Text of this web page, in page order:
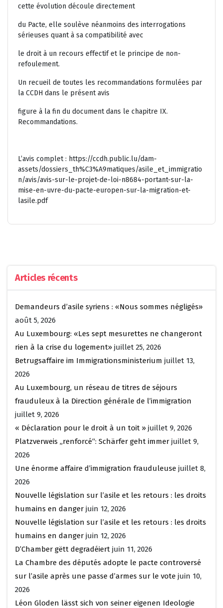
cette évolution découle directement
du Pacte, elle soulève néanmoins des interrogations
sérieuses quant à sa compatibilité avec
le droit à un recours effectif et le principe de non-
refoulement.
Un recueil de toutes les recommandations formulées par
la CCDH dans le présent avis
figure à la fin du document dans le chapitre IX.
Recommandations.
L’avis complet : https://ccdh.public.lu/dam-
assets/dossiers_th%C3%A9matiques/asile_et_immigratio
n/avis/avis-sur-le-projet-de-loi-n8684-portant-sur-la-
mise-en-uvre-du-pacte-europen-sur-la-migration-et-
lasile.pdf
Articles récents
Demandeurs d’asile syriens : «Nous sommes négligés»
août 5, 2026
Au Luxembourg: «Les sept mesurettes ne changeront
rien à la crise du logement» juillet 25, 2026
Betrugsaffaire im Immigrationsministerium juillet 13,
2026
Au Luxembourg, un réseau de titres de séjours
frauduleux à la Direction générale de l’immigration
juillet 9, 2026
« Déclaration pour le droit à un toit » juillet 9, 2026
Platzverweis „renforcé“: Schärfer geht immer juillet 9,
2026
Une énorme affaire d’immigration frauduleuse juillet 8,
2026
Nouvelle législation sur l’asile et les retours : les droits
humains en danger juin 12, 2026
Nouvelle législation sur l’asile et les retours : les droits
humains en danger juin 12, 2026
D’Chamber gëtt degradéiert juin 11, 2026
La Chambre des députés adopte le pacte controversé
sur l’asile après une passe d’armes sur le vote juin 10,
2026
Léon Gloden lässt sich von seiner eigenen Ideologie